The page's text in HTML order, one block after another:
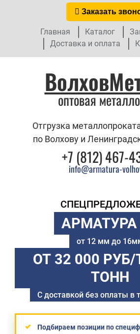
Заказать
Главная Каталог
Доставка и оплата
оптовая
Отгрузка
по Волхову и
+7 (812) 467-
info@armatura-
АРМАТУРА
от 12 мм до
ОТ 32 000 РУБ/
ТОНН
С доставкой без оплаты в
Подбираем позиции по